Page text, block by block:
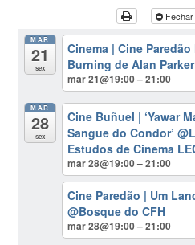
Fechar
MAR
21
sex
Cinema | Cine
Burning de Alan
mar 21@19:00 – 21:00
MAR
28
sex
Cine Buñuel | ‘Yawar
Sangue do Condor’
Estudos de Cinema
mar 28@19:00 – 21:00
Cine Paredão | Um
@Bosque do CFH
mar 28@19:00 – 21:00